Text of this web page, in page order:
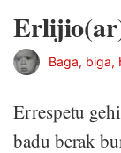
Baga, biga,
Errespetu
badu berak